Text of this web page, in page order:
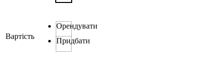
Вартість
Орендувати
Придбати